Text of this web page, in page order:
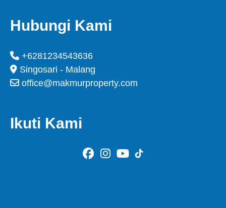
Hubungi Kami
+6281234543636
Singosari - Malang
office@makmurproperty.com
Ikuti Kami